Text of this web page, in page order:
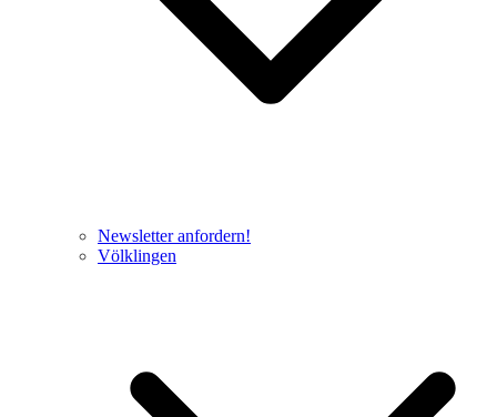
Newsletter anfordern!
Völklingen